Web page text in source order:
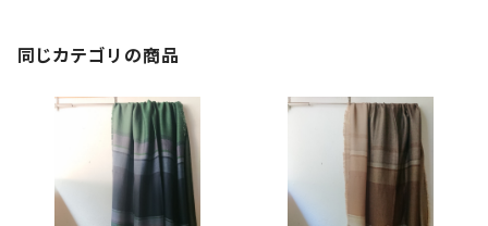
同じカテゴリの商品